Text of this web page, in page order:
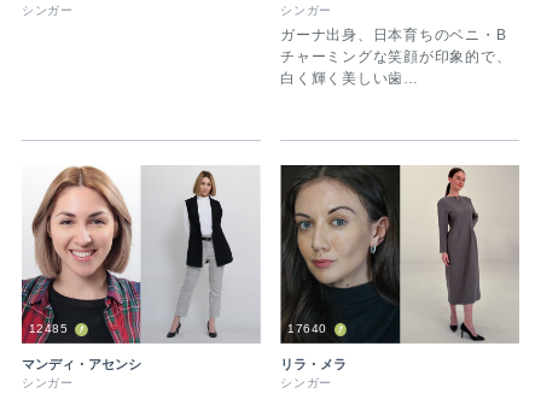
シンガー シンガー
ガーナ出身、日本育ちのベニ・B
チャーミングな笑顔が印象的で、
白く輝く美しい歯…
12485
マンディ・アセンシ
シンガー
17640
リラ・メラ
シンガー